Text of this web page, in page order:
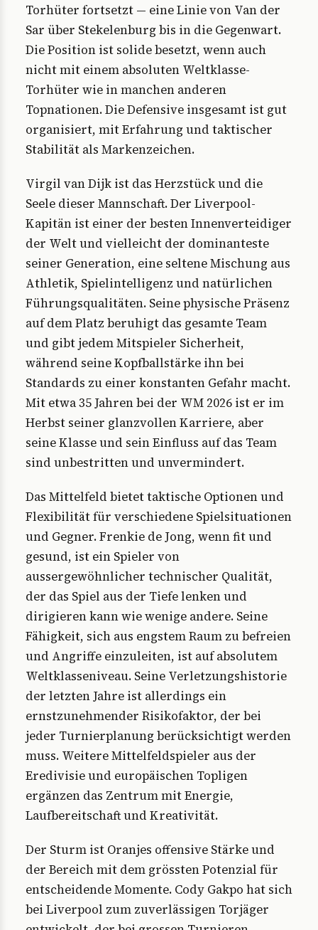
Torhüter fortsetzt — eine Linie von Van der
Sar über Stekelenburg bis in die Gegenwart.
Die Position ist solide besetzt, wenn auch
nicht mit einem absoluten Weltklasse-
Torhüter wie in manchen anderen
Topnationen. Die Defensive insgesamt ist gut
organisiert, mit Erfahrung und taktischer
Stabilität als Markenzeichen.
Virgil van Dijk ist das Herzstück und die
Seele dieser Mannschaft. Der Liverpool-
Kapitän ist einer der besten Innenverteidiger
der Welt und vielleicht der dominanteste
seiner Generation, eine seltene Mischung aus
Athletik, Spielintelligenz und natürlichen
Führungsqualitäten. Seine physische Präsenz
auf dem Platz beruhigt das gesamte Team
und gibt jedem Mitspieler Sicherheit,
während seine Kopfballstärke ihn bei
Standards zu einer konstanten Gefahr macht.
Mit etwa 35 Jahren bei der WM 2026 ist er im
Herbst seiner glanzvollen Karriere, aber
seine Klasse und sein Einfluss auf das Team
sind unbestritten und unvermindert.
Das Mittelfeld bietet taktische Optionen und
Flexibilität für verschiedene Spielsituationen
und Gegner. Frenkie de Jong, wenn fit und
gesund, ist ein Spieler von
aussergewöhnlicher technischer Qualität,
der das Spiel aus der Tiefe lenken und
dirigieren kann wie wenige andere. Seine
Fähigkeit, sich aus engstem Raum zu befreien
und Angriffe einzuleiten, ist auf absolutem
Weltklasseniveau. Seine Verletzungshistorie
der letzten Jahre ist allerdings ein
ernstzunehmender Risikofaktor, der bei
jeder Turnierplanung berücksichtigt werden
muss. Weitere Mittelfeldspieler aus der
Eredivisie und europäischen Topligen
ergänzen das Zentrum mit Energie,
Laufbereitschaft und Kreativität.
Der Sturm ist Oranjes offensive Stärke und
der Bereich mit dem grössten Potenzial für
entscheidende Momente. Cody Gakpo hat sich
bei Liverpool zum zuverlässigen Torjäger